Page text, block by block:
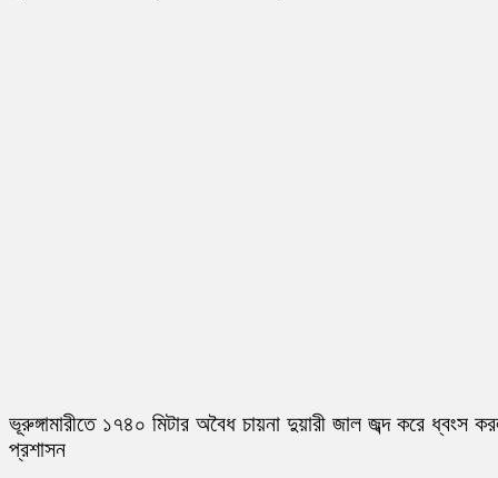
ভূরুঙ্গামারীতে ১৭৪০ মিটার অবৈধ চায়না দুয়ারী জাল জব্দ করে ধ্বংস
প্রশাসন